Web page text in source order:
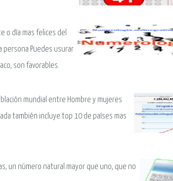
o día mas felices del
persona Puedes usurar
son favorables.
mundial entre Hombre y mujeres
también incluye top 10 de países mas
un número natural mayor que uno, que no